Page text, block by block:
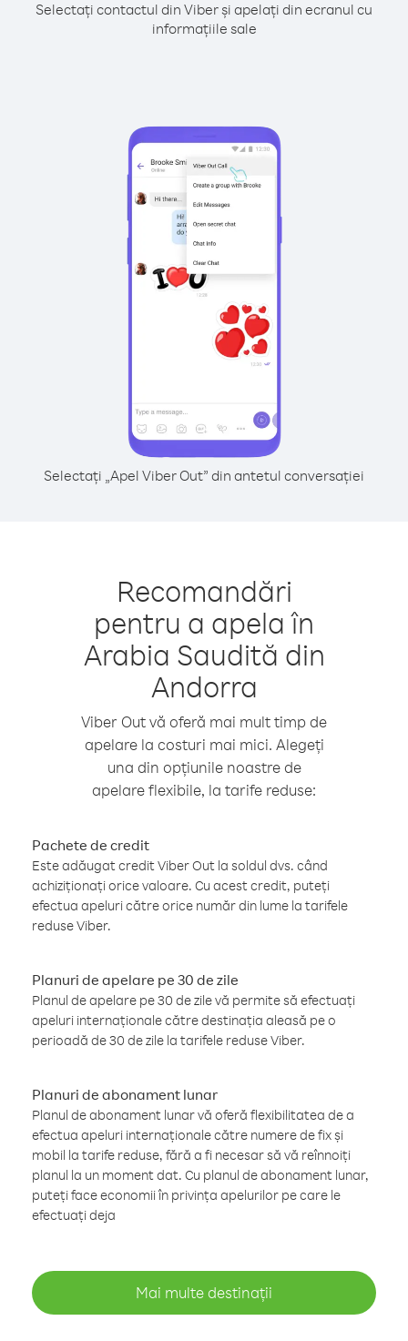
Selectați contactul din Viber și apelați din ecranul cu
informațiile sale
Selectați „Apel Viber Out” din antetul conversației
Recomandări
pentru a apela în
Arabia Saudită din
Andorra
Viber Out vă oferă mai mult timp de
apelare la costuri mai mici. Alegeți
una din opțiunile noastre de
apelare flexibile, la tarife reduse:
Pachete de credit
Este adăugat credit Viber Out la soldul dvs. când
achiziționați orice valoare. Cu acest credit, puteți
efectua apeluri către orice număr din lume la tarifele
reduse Viber.
Planuri de apelare pe 30 de zile
Planul de apelare pe 30 de zile vă permite să efectuați
apeluri internaționale către destinația aleasă pe o
perioadă de 30 de zile la tarifele reduse Viber.
Planuri de abonament lunar
Planul de abonament lunar vă oferă flexibilitatea de a
efectua apeluri internaționale către numere de fix și
mobil la tarife reduse, fără a fi necesar să vă reînnoiți
planul la un moment dat. Cu planul de abonament lunar,
puteți face economii în privința apelurilor pe care le
efectuați deja
Mai multe destinații